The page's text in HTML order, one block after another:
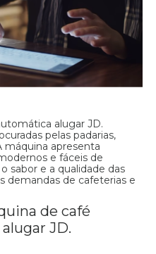
alugar JD.
pelas padarias,
máquina apresenta
e fáceis de
sabor e a qualidade das
demandas de cafeterias e
de café
JD.